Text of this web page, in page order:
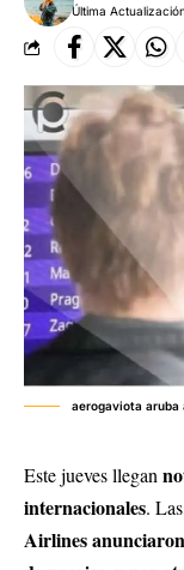
Última
aerogaviota
Este jueves llegan
internacionales. Las
Airlines